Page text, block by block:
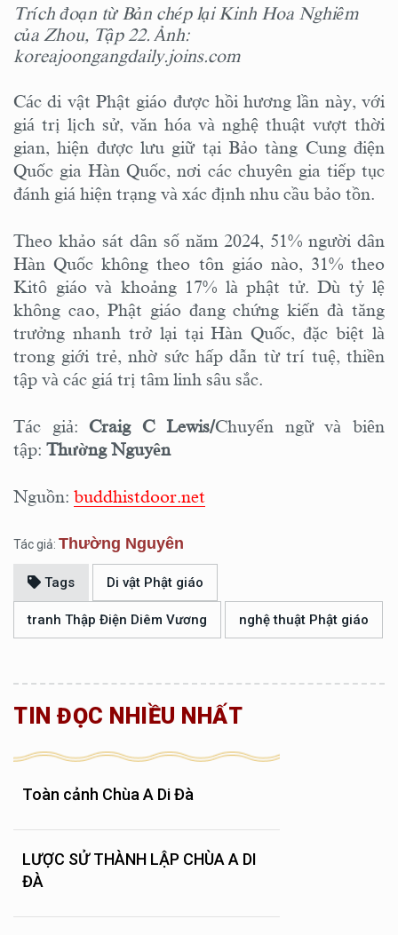
Trích đoạn từ Bản chép lại Kinh Hoa Nghiêm
của Zhou, Tập 22. Ảnh:
koreajoongangdaily.joins.com
Các di vật Phật giáo được hồi hương lần này, với
giá trị lịch sử, văn hóa và nghệ thuật vượt thời
gian, hiện được lưu giữ tại Bảo tàng Cung điện
Quốc gia Hàn Quốc, nơi các chuyên gia tiếp tục
đánh giá hiện trạng và xác định nhu cầu bảo tồn.
Theo khảo sát dân số năm 2024, 51% người dân
Hàn Quốc không theo tôn giáo nào, 31% theo
Kitô giáo và khoảng 17% là phật tử. Dù tỷ lệ
không cao, Phật giáo đang chứng kiến đà tăng
trưởng nhanh trở lại tại Hàn Quốc, đặc biệt là
trong giới trẻ, nhờ sức hấp dẫn từ trí tuệ, thiền
tập và các giá trị tâm linh sâu sắc.
Tác giả:Craig C Lewis/Chuyển ngữ và biên
tập: Thường Nguyên
Nguồn: buddhistdoor.net
Tác giả: Thường Nguyên
Tags Di vật Phật giáo
tranh Thập Điện Diêm Vương nghệ thuật Phật giáo
TIN ĐỌC NHIỀU NHẤT
Toàn cảnh Chùa A Di Đà
LƯỢC SỬ THÀNH LẬP CHÙA A DI
ĐÀ